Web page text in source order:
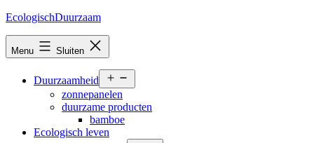
Ga
inhoud
EcologischDuurzaam
Menu Sluiten
Duurzaamheid
menu
zonnepanelen
duurzame producten
bamboe
Ecologisch leven